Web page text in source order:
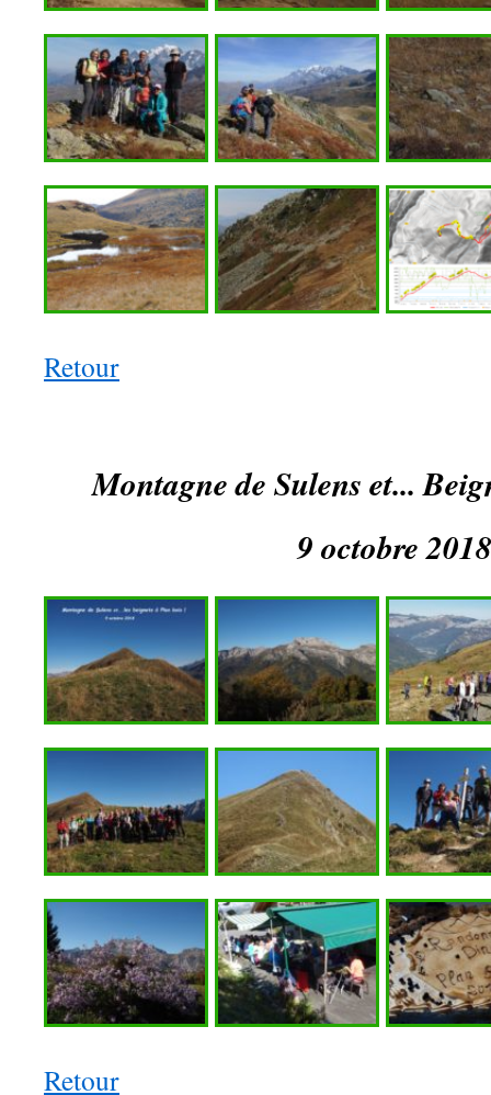
Retour
Montagne de Sulens et...
9 octobre 2018
Retour